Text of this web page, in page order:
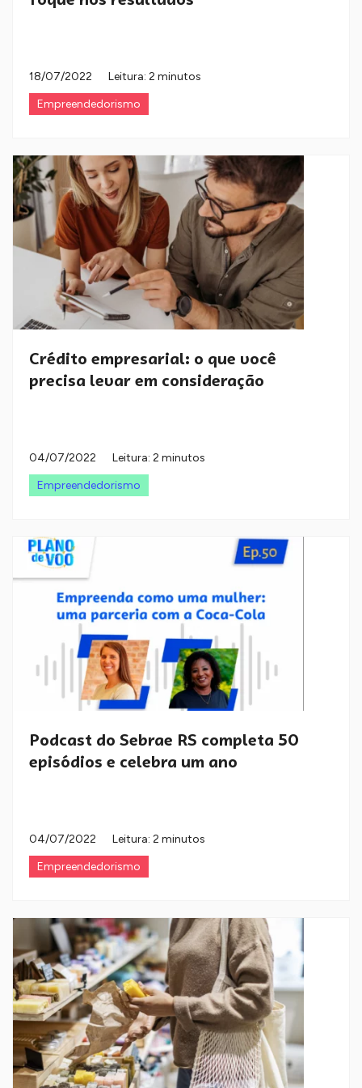
18/07/2022
Leitura: 2 minutos
Empreendedorismo
Crédito empresarial: o que você
precisa levar em consideração
04/07/2022
Leitura: 2 minutos
Empreendedorismo
Podcast do Sebrae RS completa 50
episódios e celebra um ano
04/07/2022
Leitura: 2 minutos
Empreendedorismo